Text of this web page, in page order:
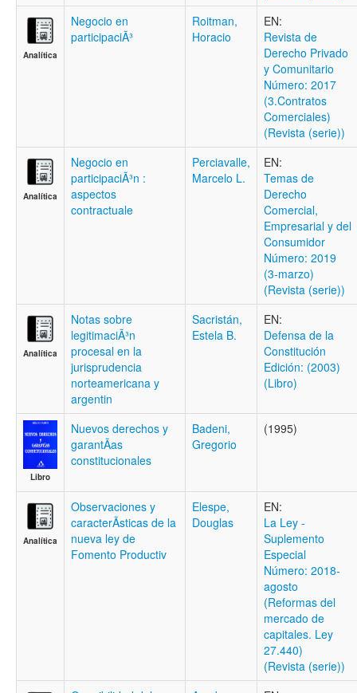
Analítica
Negocio en
participaciÃ³
Roitman,
Horacio
EN:
Revista de
Derecho Privado
y Comunitario
Número: 2017
(3.Contratos
Comerciales)
(Revista (serie))
Analítica
Negocio en
participaciÃ³n :
aspectos
contractuale
Perciavalle,
Marcelo L.
EN:
Temas de
Derecho
Comercial,
Empresarial y del
Consumidor
Número: 2019
(3-marzo)
(Revista (serie))
Analítica
Notas sobre
legitimaciÃ³n
procesal en la
jurisprudencia
norteamericana y
argentin
Sacristán,
Estela B.
EN:
Defensa de la
Constitución
Edición: (2003)
(Libro)
Libro
Nuevos derechos y
garantÃ­as
constitucionales
Badeni,
Gregorio
(1995)
Analítica
Observaciones y
caracterÃ­sticas de la
nueva ley de
Fomento Productiv
Elespe,
Douglas
EN:
La Ley -
Suplemento
Especial
Número: 2018-
agosto
(Reformas del
mercado de
capitales. Ley
27.440)
(Revista (serie))